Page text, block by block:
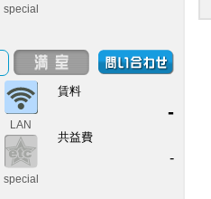
special
LAN
special
賃料
-
共益費
-